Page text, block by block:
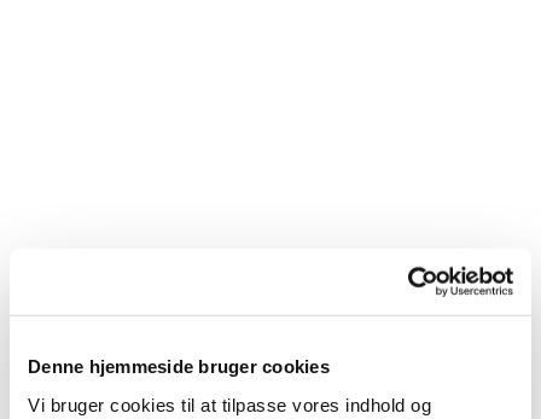
Denne hjemmeside bruger cookies
Vi bruger cookies til at tilpasse vores indhold og
Du vil måske også kunne
lide...